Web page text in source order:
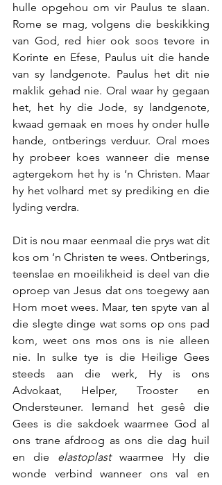
hulle opgehou om vir Paulus te slaan.
Rome se mag, volgens die beskikking
van God, red hier ook soos tevore in
Korinte en Efese, Paulus uit die hande
van sy landgenote. Paulus het dit nie
maklik gehad nie. Oral waar hy gegaan
het, het hy die Jode, sy landgenote,
kwaad gemaak en moes hy onder hulle
hande, ontberings verduur. Oral moes
hy probeer koes wanneer die mense
agtergekom het hy is ‘n Christen. Maar
hy het volhard met sy prediking en die
lyding verdra.
Dit is nou maar eenmaal die prys wat dit
kos om ‘n Christen te wees. Ontberings,
teenslae en moeilikheid is deel van die
oproep van Jesus dat ons toegewy aan
Hom moet wees. Maar, ten spyte van al
die slegte dinge wat soms op ons pad
kom, weet ons mos ons is nie alleen
nie. In sulke tye is die Heilige Gees
steeds aan die werk, Hy is ons
Advokaat, Helper, Trooster en
Ondersteuner. Iemand het gesê die
Gees is die sakdoek waarmee God al
ons trane afdroog as ons die dag huil
en die elastoplast waarmee Hy die
wonde verbind wanneer ons val en